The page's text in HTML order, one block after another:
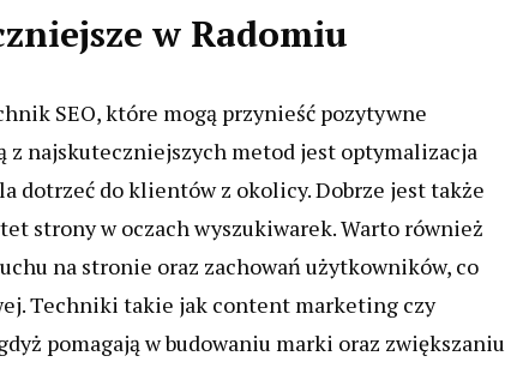
w Radomiu
SEO, które mogą przynieść pozytywne
najskuteczniejszych metod jest optymalizacja
dotrzeć do klientów z okolicy. Dobrze jest także
strony w oczach wyszukiwarek. Warto również
na stronie oraz zachowań użytkowników, co
Techniki takie jak content marketing czy
pomagają w budowaniu marki oraz zwiększaniu